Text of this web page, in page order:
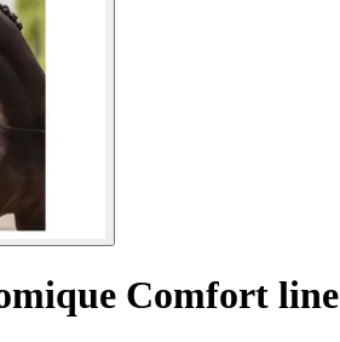
Comfort line